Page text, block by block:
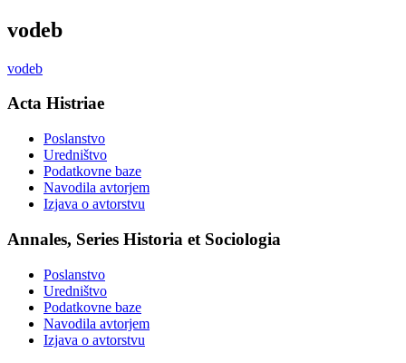
vodeb
vodeb
Acta Histriae
Poslanstvo
Uredništvo
Podatkovne baze
Navodila avtorjem
Izjava o avtorstvu
Annales, Series Historia et Sociologia
Poslanstvo
Uredništvo
Podatkovne baze
Navodila avtorjem
Izjava o avtorstvu